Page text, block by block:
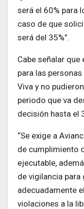
será el 60% para
caso de que
será del 35%”.
Cabe señalar
para las
Viva y no
periodo que va
decisión hasta el
“Se exige a
de cumplimiento
ejecutable,
de vigilancia
adecuadamente
violaciones a la